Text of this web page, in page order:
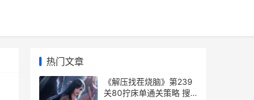
热门文章
《解压找茬烧脑》第239
关80拧床单通关策略 搜